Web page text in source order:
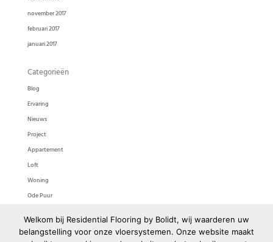
november 2017
februari 2017
januari 2017
Categorieën
Blog
Ervaring
Nieuws
Project
Appartement
Loft
Woning
Ode Puur
Bolidtop 525
Welkom bij Residential Flooring by Bolidt, wij waarderen uw
belangstelling voor onze vloersystemen. Onze website maakt